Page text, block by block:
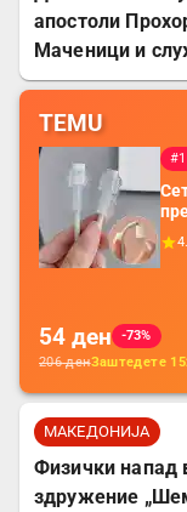
апостоли
Маченици и
TEMU
54 ден
-73%
206денЗаштедете
МАКЕДОНИЈА
Физички напад
здружение